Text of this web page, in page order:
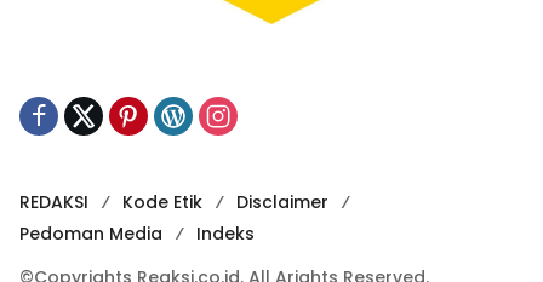
REDAKSI Kode Etik
Disclaimer
Pedoman Media
Indeks
©Copyrights Reaksi.co.id. All Arights Reserved.